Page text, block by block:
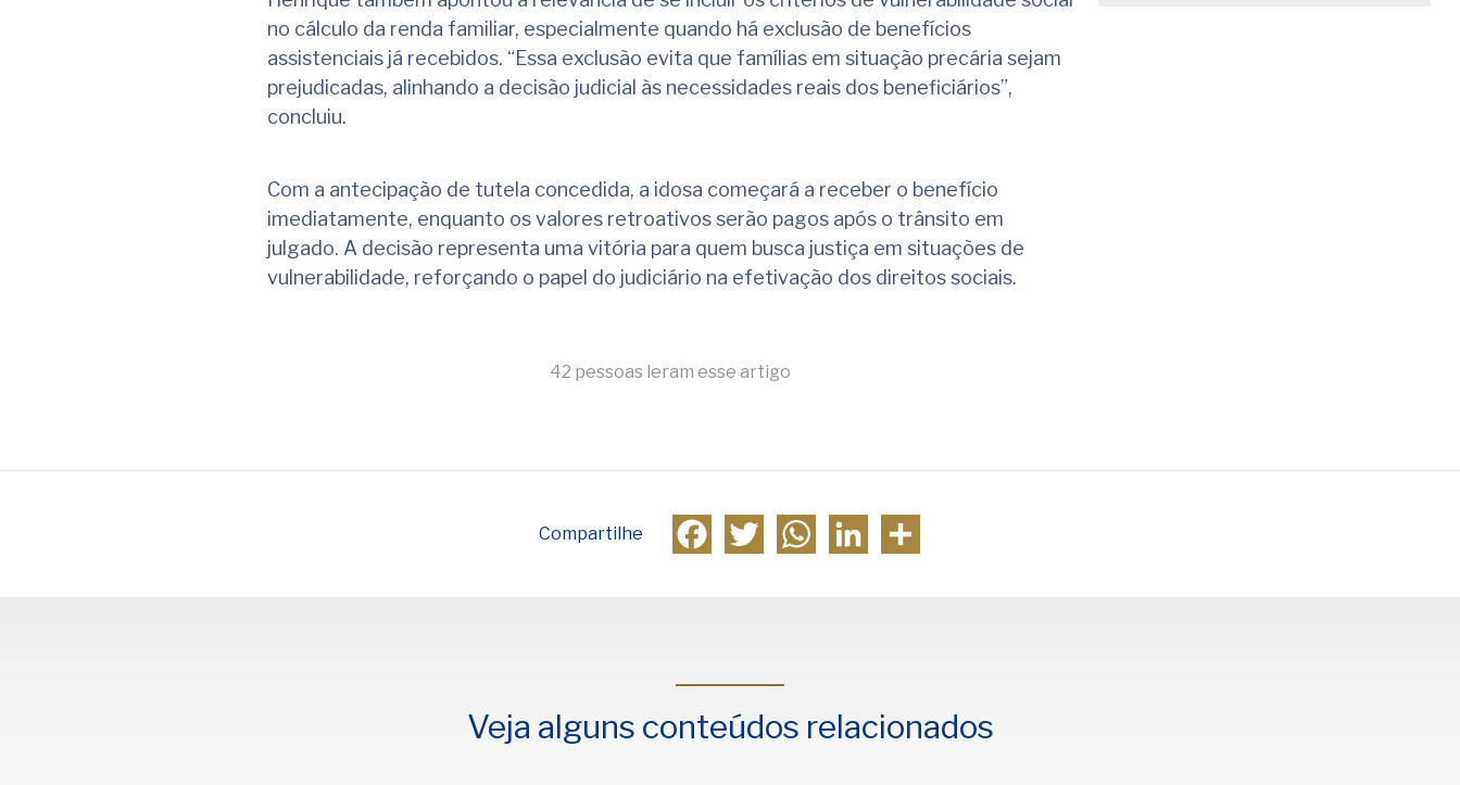
no cálculo da renda familiar, especialmente quando há exclusão de benefícios
assistenciais já recebidos. “Essa exclusão evita que famílias em situação precária sejam
prejudicadas, alinhando a decisão judicial às necessidades reais dos beneficiários”,
concluiu.
Com a antecipação de tutela concedida, a idosa começará a receber o benefício
imediatamente, enquanto os valores retroativos serão pagos após o trânsito em
julgado. A decisão representa uma vitória para quem busca justiça em situações de
vulnerabilidade, reforçando o papel do judiciário na efetivação dos direitos sociais.
42 pessoas leram esse artigo
Compartilhe Facebook
TwitterWhatsApp
LinkedInCompartilhar
Veja alguns conteúdos relacionados